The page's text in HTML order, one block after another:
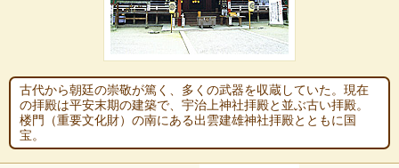
古代から朝廷の崇敬が篤く、多くの武器を収蔵していた。現在
の拝殿は平安末期の建築で、宇治上神社拝殿と並ぶ古い拝殿。
楼門（重要文化財）の南にある出雲建雄神社拝殿とともに国
宝。